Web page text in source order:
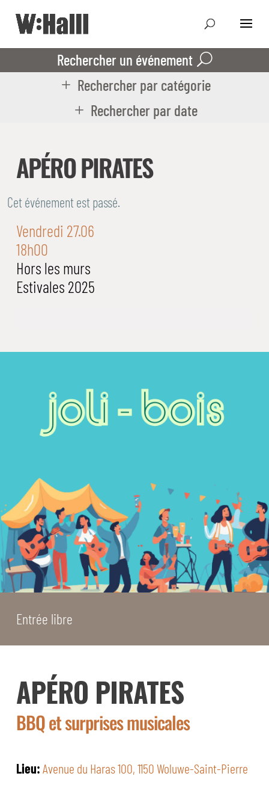
Rechercher un événement
Rechercher par catégorie
Rechercher par date
APÉRO PIRATES
Cet événement est passé.
Vendredi 27.06
18h00
Hors les murs
Estivales 2025
Entrée libre
APÉRO PIRATES
BBQ et surprises musicales
Lieu:Avenue du Haras 100, 1150 Woluwe-Saint-Pierre